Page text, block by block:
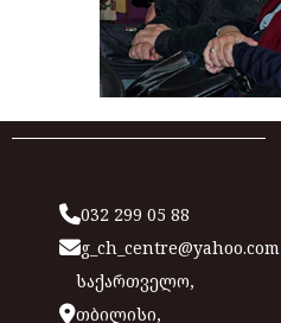
032 299 05 88
g_ch_centre@yahoo.com
საქართველო,
თბილისი,